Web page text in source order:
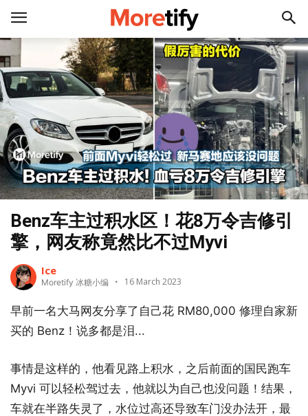
Benz车主过积水区！花8万令吉修引
擎，网友称竟然比不过Myvi
Ice
Moretify 冰糖小编 16 March 2023
早前一名大马网友分享了自己花 RM80,000 修理自家新
买的 Benz！说多都是泪...
事情是这样的，他看见路上积水，之后前面的国民跑车
Myvi 可以轻松驾过去，他就以为自己也没问题！结果，
车就在半路失灵了，水位过高还导致车门没办法开，最